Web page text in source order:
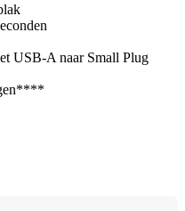
USB-A naar Small Plug